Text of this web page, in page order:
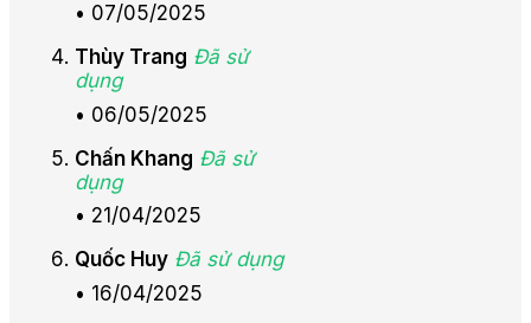
• 07/05/2025
Thùy Trang Đã sử
dụng
• 06/05/2025
Chấn Khang Đã sử
dụng
• 21/04/2025
Quốc Huy Đã sử dụng
• 16/04/2025